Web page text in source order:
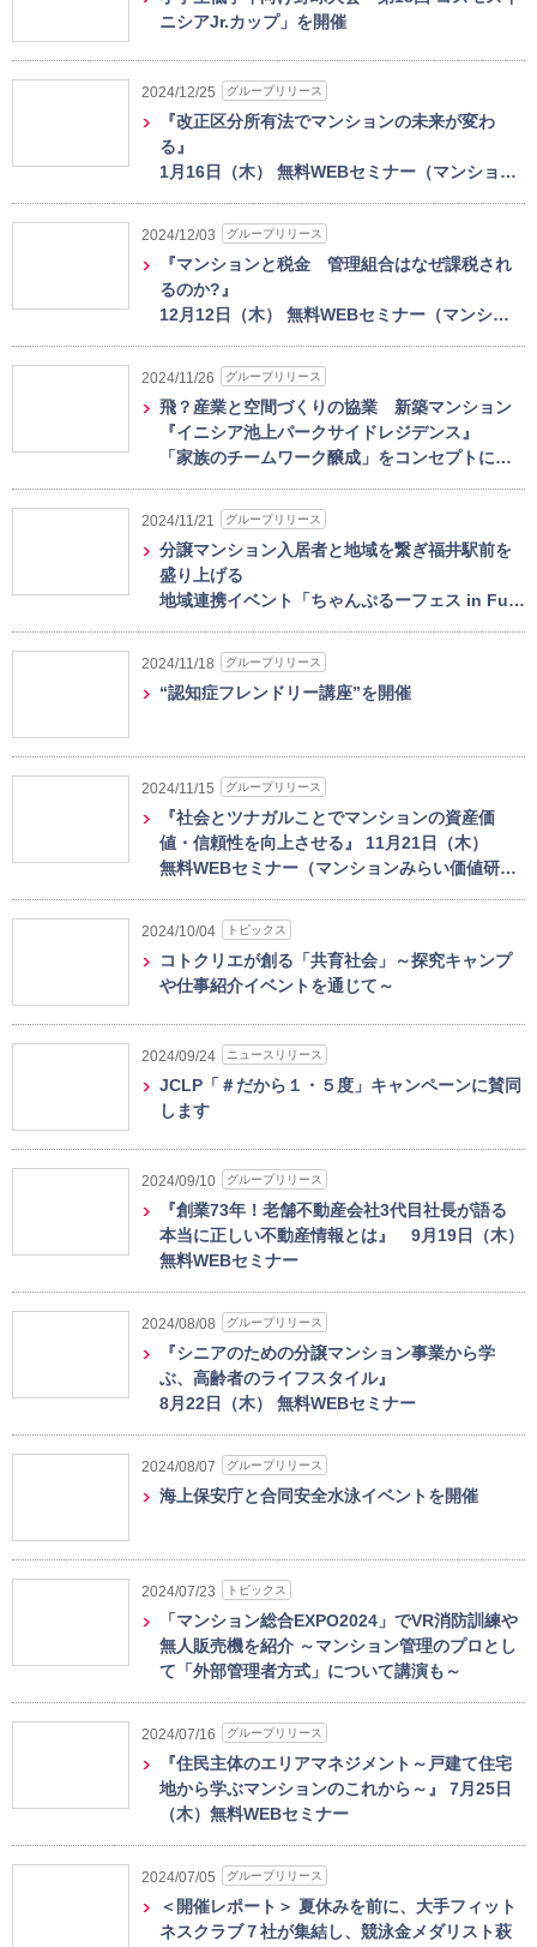
ニシアJr.カップ」を開催
2024/12/25 グループリリース
『改正区分所有法でマンションの未来が変わ
る』
1月16日（木） 無料WEBセミナー（マンショ…
2024/12/03 グループリリース
『マンションと税金 管理組合はなぜ課税され
るのか?』
12月12日（木） 無料WEBセミナー（マンシ…
2024/11/26 グループリリース
飛？産業と空間づくりの協業 新築マンション
『イニシア池上パークサイドレジデンス』
「家族のチームワーク醸成」をコンセプトに…
2024/11/21 グループリリース
分譲マンション入居者と地域を繋ぎ福井駅前を
盛り上げる
地域連携イベント「ちゃんぷるーフェス in Fu…
2024/11/18 グループリリース
“認知症フレンドリー講座”を開催
2024/11/15 グループリリース
『社会とツナガルことでマンションの資産価
値・信頼性を向上させる』 11月21日（木）
無料WEBセミナー（マンションみらい価値研…
2024/10/04 トピックス
コトクリエが創る「共育社会」～探究キャンプ
や仕事紹介イベントを通じて～
2024/09/24 ニュースリリース
JCLP「＃だから１・５度」キャンペーンに賛同
します
2024/09/10 グループリリース
『創業73年！老舗不動産会社3代目社長が語る
本当に正しい不動産情報とは』 9月19日（木）
無料WEBセミナー
2024/08/08 グループリリース
『シニアのための分譲マンション事業から学
ぶ、高齢者のライフスタイル』
8月22日（木） 無料WEBセミナー
2024/08/07 グループリリース
海上保安庁と合同安全水泳イベントを開催
2024/07/23 トピックス
「マンション総合EXPO2024」でVR消防訓練や
無人販売機を紹介 ～マンション管理のプロとし
て「外部管理者方式」について講演も～
2024/07/16 グループリリース
『住民主体のエリアマネジメント～戸建て住宅
地から学ぶマンションのこれから～』 7月25日
（木）無料WEBセミナー
2024/07/05 グループリリース
＜開催レポート＞ 夏休みを前に、大手フィット
ネスクラブ７社が集結し、競泳金メダリスト萩